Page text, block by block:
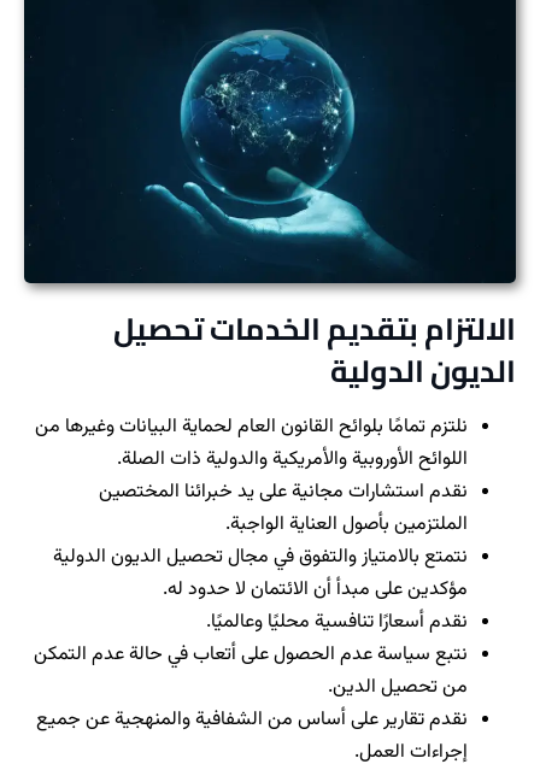
الالتزام بتقديم الخدمات تحصيل
الديون الدولية
نلتزم تمامًا بلوائح القانون العام لحماية البيانات وغيرها من
اللوائح الأوروبية والأمريكية والدولية ذات الصلة.
نقدم استشارات مجانية على يد خبرائنا المختصين
الملتزمين بأصول العناية الواجبة.
نتمتع بالامتياز والتفوق في مجال تحصيل الديون الدولية
مؤكدين على مبدأ أن الائتمان لا حدود له.
نقدم أسعارًا تنافسية محليًا وعالميًا.
نتبع سياسة عدم الحصول على أتعاب في حالة عدم التمكن
من تحصيل الدين.
نقدم تقارير على أساس من الشفافية والمنهجية عن جميع
إجراءات العمل.